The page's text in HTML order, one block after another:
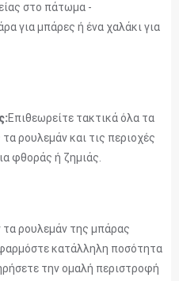
στο πάτωμα -
για μπάρες ή ένα χαλάκι για
Επιθεωρείτε τακτικά όλα τα
ρουλεμάν και τις περιοχές
φθοράς ή ζημιάς.
τα ρουλεμάν της μπάρας
κατάλληλη ποσότητα
την ομαλή περιστροφή